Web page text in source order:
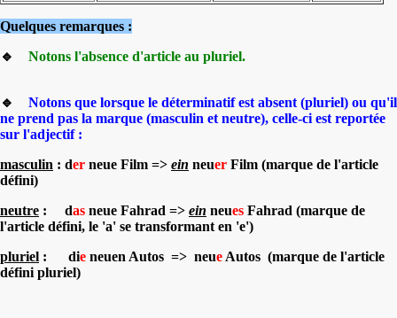
Quelques remarques :
🔹 Notons l'absence d'article au pluriel.
🔹
Notons que lorsque le déterminatif est absent (pluriel) ou qu'il
ne prend pas la marque (masculin et neutre), celle-ci est reportée
sur l'adjectif :
masculin : der neue Film => ein neuer Film (marque de l'article
défini)
neutre : das neue Fahrad => ein neues Fahrad (marque de
l'article défini, le 'a' se transformant en 'e')
pluriel : die neuen Autos => neue Autos (marque de l'article
défini pluriel)